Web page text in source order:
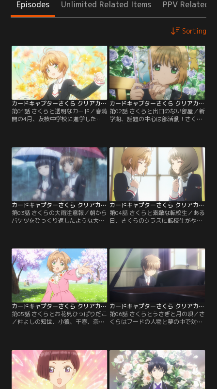
Episodes Unlimited Related Items PPV Related
Sorting
カードキャプターさくら クリアカード編 第01話
第01話 さくらと透明なカード／春満
開の4月、友枝中学校に進学したさ
ードをかぶった人が現れ、目覚める
と「さくらカード」はすべて透明に
なっていた。再び不思議な出来事が
起こり、さくらは無我夢中で、夢で
手にした杖で魔法を使う！
カードキャプターさくら クリアカード編 第02話
第02話 さくらと出口のない部屋／新
学期、話題の中心は部活動！さくら
知世と一緒に、千春からもらったレ
シピでレアチーズケーキ作りに挑
戦。おいしくできたけど、桃矢につ
まみ食いされてしまう。そんな中、
さくらの部屋で異変が起こり…！？
カードキャプターさくら クリアカード編 第03話
第03話 さくらの大雨注意報／朝から
バケツをひっくり返したような大雨
これってもしかしてカードのしわ
ざ？知世がもしものために持ってい
たコスチュームに着替えて準備万端
のさくらだが、一気に雨がふたりに
襲いかかってきた！
カードキャプターさくら クリアカード編 第04話
第04話 さくらと素敵な転校生／ある
日、さくらのクラスに転校生がやっ
いという女の子。早速お弁当を一緒
に食べ、お友達になれそうな予感に
心躍るさくら。そんな午後の授業
中、ふと窓を見たら木が校庭を歩い
ていて…！
カードキャプターさくら クリアカード編 第05話
第05話 さくらとお花見ひっぱりだこ
／仲よしの知世、小狼、千春、奈緒
握るさくらはうきうき。転校してき
たばかりの秋穂も誘って集合した
ら、誰かに背中をひっぱられるみた
いで…。これもカードのしわざな
の？
カードキャプターさくら クリアカード編 第06話
第06話 さくらとうさぎと月の唄／さ
くらはフードの人物と夢の中で対じ
と、みんなで放課後に音楽室へ。小
狼がピアノを弾けると知って思わず
伴奏をリクエストするさくら。知世
と秋穂の歌声が心地よくさくらを包
んでいく。